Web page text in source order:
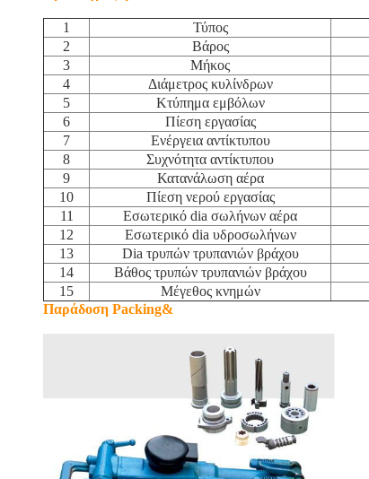
1 Τύπος
2
Βάρος
3
Μήκος
4
Διάμετρος κυλίνδρων
5
Κτύπημα εμβόλων
6
Πίεση εργασίας
7
Ενέργεια αντίκτυπου
8
Συχνότητα αντίκτυπου
9
Κατανάλωση αέρα
10
Πίεση νερού εργασίας
11
Εσωτερικό dia σωλήνων αέρα
12
Εσωτερικό dia υδροσωλήνων
13
Dia τρυπών τρυπανιών βράχου
14
Βάθος τρυπών τρυπανιών βράχου
15
Μέγεθος κνημών
Παράδοση Packing&